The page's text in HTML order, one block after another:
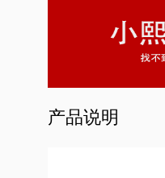
产品说明